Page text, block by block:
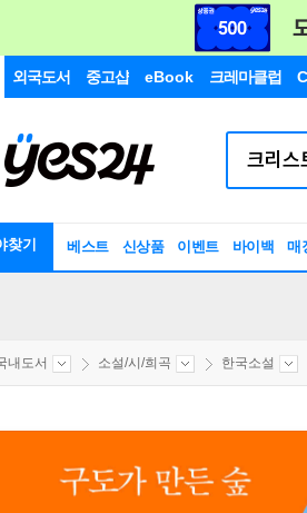
외국도서 중고샵 eBook 크레마클럽
찾기 베스트 신상품 이벤트 바이백 매
내도서 소설/시/희곡 한국소설